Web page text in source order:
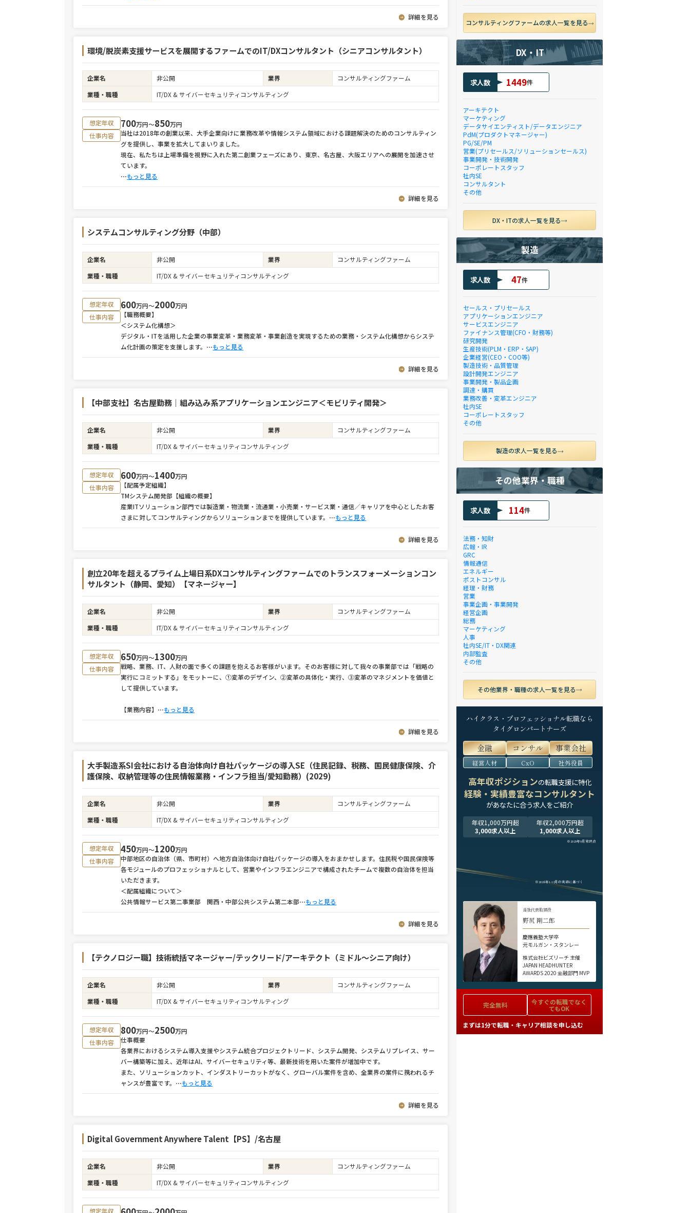
詳細を見る
環境/脱炭素支援サービスを展開するファームでのIT/DXコンサルタント（シニアコンサルタント）
企業名 非公開 業界
コンサルティングファーム
業種・職種
IT/DX & サイバーセキュリティコンサルティング
想定年収 700万円〜850万円
仕事内容
当社は2018年の創業以来、大手企業向けに業務改革や情報システム領域における課題解決のためのコンサルティン
グを提供し、事業を拡大してまいりました。
現在、私たちは上場準備を視野に入れた第二創業フェーズにあり、東京、名古屋、大阪エリアへの展開を加速させ
ています。
⋯もっと見る
詳細を見る
システムコンサルティング分野（中部）
企業名 非公開 業界
コンサルティングファーム
業種・職種
IT/DX & サイバーセキュリティコンサルティング
想定年収 600万円〜2000万円
仕事内容
【職務概要】
＜システム化構想＞
デジタル・ITを活用した企業の事業変革・業務変革・事業創造を実現するための業務・システム化構想からシステ
ム化計画の策定を支援します。 ⋯もっと見る
詳細を見る
【中部支社】名古屋勤務｜組み込み系アプリケーションエンジニア＜モビリティ開発＞
企業名 非公開 業界
コンサルティングファーム
業種・職種
IT/DX & サイバーセキュリティコンサルティング
想定年収 600万円〜1400万円
仕事内容
【配属予定組織】
TMシステム開発部【組織の概要】
産業ITソリューション部門では製造業・物流業・流通業・小売業・サービス業・通信／キャリアを中心としたお客
さまに対してコンサルティングからソリューションまでを提供しています。 ⋯もっと見る
詳細を見る
創立20年を超えるプライム上場日系DXコンサルティングファームでのトランスフォーメーションコン
サルタント（静岡、愛知）【マネージャー】
企業名 非公開 業界
コンサルティングファーム
業種・職種
IT/DX & サイバーセキュリティコンサルティング
想定年収 650万円〜1300万円
仕事内容
戦略、業務、IT、人財の面で多くの課題を抱えるお客様がいます。そのお客様に対して我々の事業部では「戦略の
実行にコミットする」をモットーに、①変革のデザイン、②変革の具体化・実行、③変革のマネジメントを価値と
して提供しています。
【業務内容】 ⋯もっと見る
詳細を見る
大手製造系SI会社における自治体向け自社パッケージの導入SE（住民記録、税務、国民健康保険、介
護保険、収納管理等の住民情報業務・インフラ担当/愛知勤務）(2029)
企業名 非公開 業界
コンサルティングファーム
業種・職種
IT/DX & サイバーセキュリティコンサルティング
想定年収 450万円〜1200万円
仕事内容
中部地区の自治体（県、市町村）へ地方自治体向け自社パッケージの導入をおまかせします。住民税や国民保険等
各モジュールのプロフェッショナルとして、営業やインフラエンジニアで構成されたチームで複数の自治体を担当
いただきます。
＜配属組織について＞
公共情報サービス第二事業部 関西・中部公共システム第二本部⋯もっと見る
詳細を見る
【テクノロジー職】技術統括マネージャー/テックリード/アーキテクト（ミドル～シニア向け）
企業名 非公開 業界
コンサルティングファーム
業種・職種
IT/DX & サイバーセキュリティコンサルティング
想定年収 800万円〜2500万円
仕事内容
仕事概要
各業界におけるシステム導入支援やシステム統合プロジェクトリード、システム開発、システムリプレイス、サー
バー構築等に加え、近年はAI、サイバーセキュリティ等、最新技術を用いた案件が増加中です。
また、ソリューションカット、インダストリーカットがなく、グローバル案件を含め、全業界の案件に携われるチ
ャンスが豊富です。 ⋯もっと見る
詳細を見る
Digital Government Anywhere Talent【PS】/名古屋
企業名 非公開 業界
コンサルティングファーム
業種・職種
IT/DX & サイバーセキュリティコンサルティング
想定年収
コンサルティングファームの求人一覧を見る
DX・IT
求人数 1449件
アーキテクト
マーケティング
データサイエンティスト/データエンジニア
PdM(プロダクトマネージャー)
PG/SE/PM
営業(プリセールス/ソリューションセールス)
事業開発・技術開発
コーポレートスタッフ
社内SE
コンサルタント
その他
DX・ITの求人一覧を見る
製造
求人数 47件
セールス・プリセールス
アプリケーションエンジニア
サービスエンジニア
ファイナンス管理(CFO・財務等)
研究開発
生産技術(PLM・ERP・SAP)
企業経営(CEO・COO等)
製造技術・品質管理
設計開発エンジニア
事業開発・製品企画
調達・購買
業務改善・変革エンジニア
社内SE
コーポレートスタッフ
その他
製造の求人一覧を見る
その他業界・職種
求人数 114件
法務・知財
広報・IR
GRC
情報通信
エネルギー
ポストコンサル
経理・財務
営業
事業企画・事業開発
経営企画
総務
マーケティング
人事
社内SE/IT・DX関連
内部監査
その他
その他業界・職種の求人一覧を見る
ハイクラス・プロフェッショナル転職なら
タイグロンパートナーズ
金融 コンサル 事業会社
経営人材 CxO 社外役員
高年収ポジションの転職支援に特化
経験・実績豊富なコンサルタント
があなたに合う求人をご紹介
年収1,000万円超
3,000求人以上
年収2,000万円超
1,000求人以上
※2025年9月末時点
※2024年1-12月の実績に基づく
当社代表取締役
野尻 剛二郎
慶應義塾大学卒
元モルガン・スタンレー
株式会社ビズリーチ 主催
JAPAN HEADHUNTER
AWARDS 2020 金融部門 MVP
完全無料 今すぐの転職でなく
てもOK
まずは1分で転職・キャリア相談を申し込む